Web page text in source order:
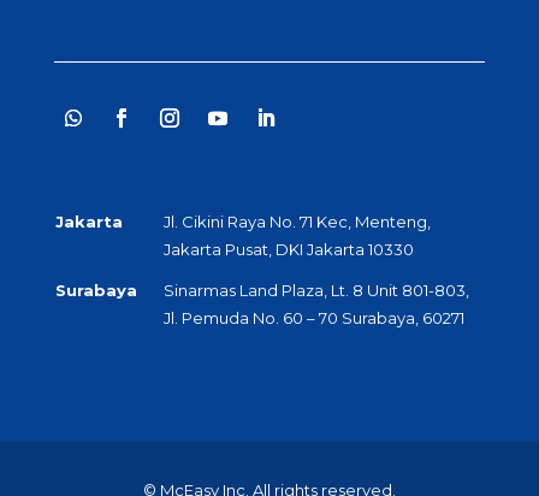
Jakarta
Jl. Cikini Raya No. 71 Kec, Menteng,
Jakarta Pusat, DKI Jakarta 10330
Surabaya
Sinarmas Land Plaza, Lt. 8 Unit 801-803,
Jl. Pemuda No. 60 – 70 Surabaya, 60271
© McEasy Inc. All rights reserved.